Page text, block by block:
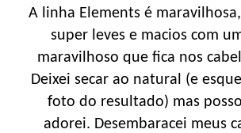
A linha Elements é
super leves e macios com
maravilhoso que fica nos
Deixei secar ao natural (e
foto do resultado) mas
adorei. Desembaracei meus